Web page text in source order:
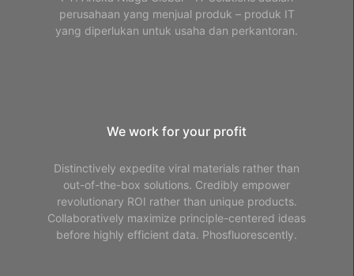
perusahaan yang menjual produk – produk IT
yang diperlukan untuk usaha dan perkantoran.
We work for your profit
Distinctively expedite viral materials rather than
out-of-the-box solutions. Credibly empower
revolutionary ROI rather than unique products.
Collaboratively maximize principle-centered ideas
before highly efficient data. Phosfluorescently.